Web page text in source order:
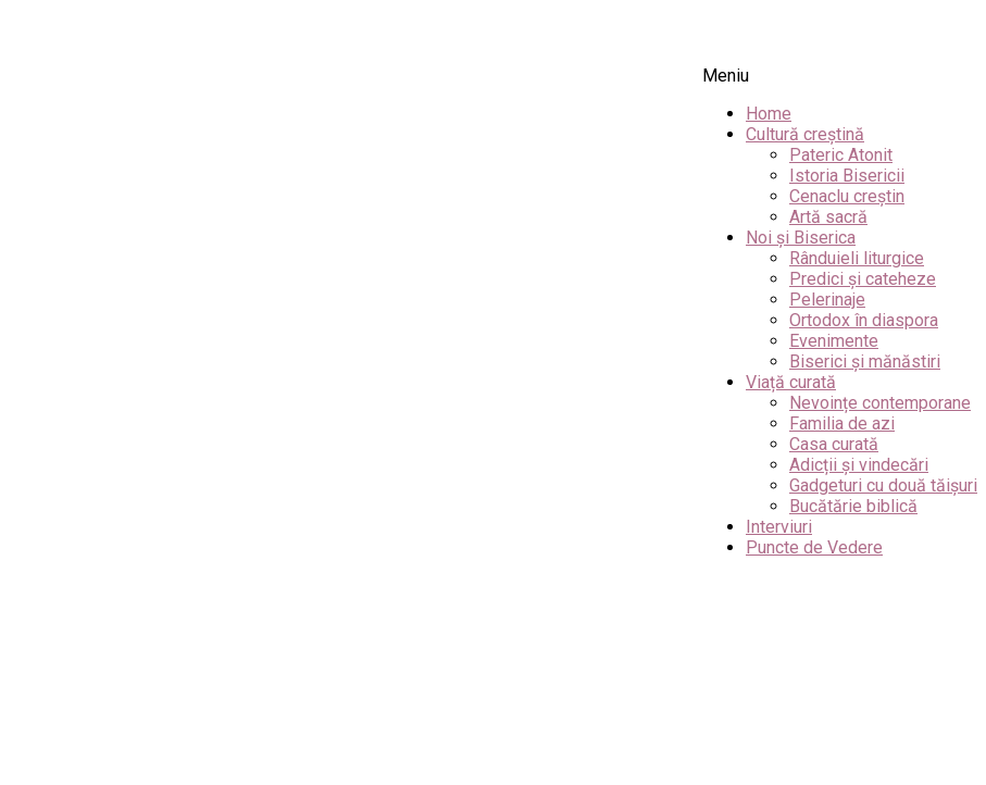
Meniu
Home
Cultură creștină
Pateric Atonit
Istoria Bisericii
Cenaclu creștin
Artă sacră
Noi și Biserica
Rânduieli liturgice
Predici și cateheze
Pelerinaje
Ortodox în diaspora
Evenimente
Biserici și mănăstiri
Viață curată
Nevoințe contemporane
Familia de azi
Casa curată
Adicții și vindecări
Gadgeturi cu două tăișuri
Bucătărie biblică
Interviuri
Puncte de Vedere